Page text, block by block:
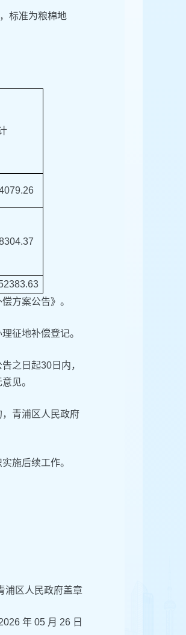
标准为粮棉地
方案公告》。
征地补偿登记。
之日起30日内，
见。
青浦区人民政府
施后续工作。
浦区人民政府盖章
年 05 月 26 日